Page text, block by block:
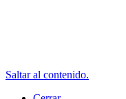
Saltar al contenido.